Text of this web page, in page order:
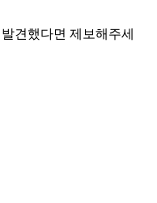
견했다면 제보해주세